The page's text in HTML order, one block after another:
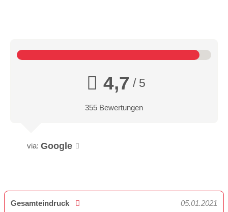
4,7 / 5
355 Bewertungen
via: Google
Gesamteindruck 05.01.2021